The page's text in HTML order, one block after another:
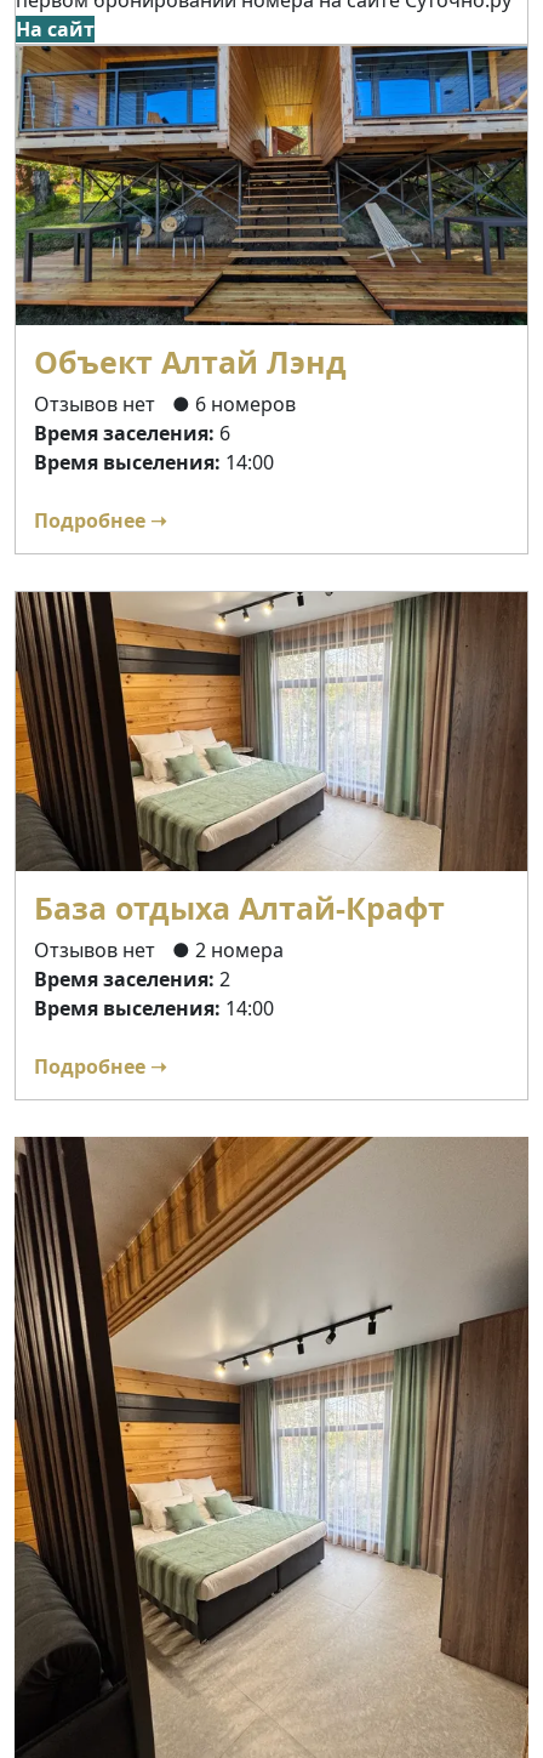
На сайт
Объект Алтай Лэнд
Отзывов нет
● 6 номеров
Время заселения: 6
Время выселения: 14:00
Подробнее ➝
База отдыха Алтай-Крафт
Отзывов нет
● 2 номера
Время заселения: 2
Время выселения: 14:00
Подробнее ➝